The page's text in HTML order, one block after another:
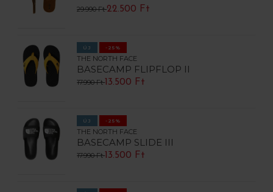
29.990 Ft22.500 Ft
ÚJ -25%
THE NORTH FACE
BASECAMP FLIPFLOP II
17.990 Ft 13.500 Ft
ÚJ -25%
THE NORTH FACE
BASECAMP SLIDE III
17.990 Ft 13.500 Ft